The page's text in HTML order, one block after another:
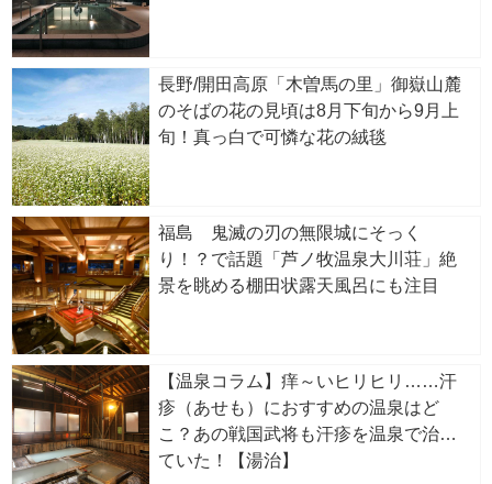
長野/開田高原「木曽馬の里」御嶽山麓
のそばの花の見頃は8月下旬から9月上
旬！真っ白で可憐な花の絨毯
福島 鬼滅の刃の無限城にそっく
り！？で話題「芦ノ牧温泉大川荘」絶
景を眺める棚田状露天風呂にも注目
【温泉コラム】痒～いヒリヒリ……汗
疹（あせも）におすすめの温泉はど
こ？あの戦国武将も汗疹を温泉で治し
ていた！【湯治】